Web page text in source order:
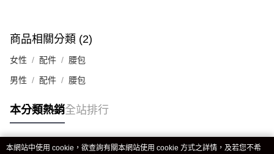
商品相關分類 (2)
女性 配件 腰包
男性 配件 腰包
本分類熱銷全站排行
本網站中使用 cookie，欲查詢有關本網站使用 cookie 方式之詳情，及若您不希